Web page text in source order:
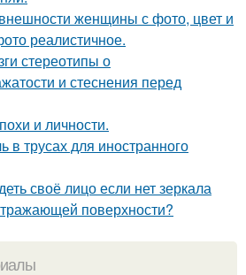
женщины с фото, цвет и
реалистичное.
стереотипы о
и стеснения перед
и личности.
в трусах для иностранного
своё лицо если нет зеркала
поверхности?